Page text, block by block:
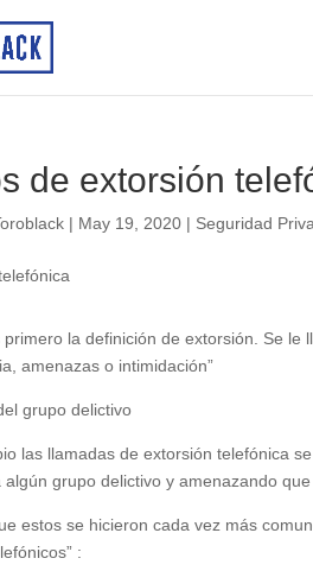
de extorsión
| May 19, 2020 | Seguridad
primero la definición de extorsión. Se
amenazas o intimidación”
grupo delictivo
las llamadas de extorsión telefónica
algún grupo delictivo y amenazando
estos se hicieron cada vez más
: